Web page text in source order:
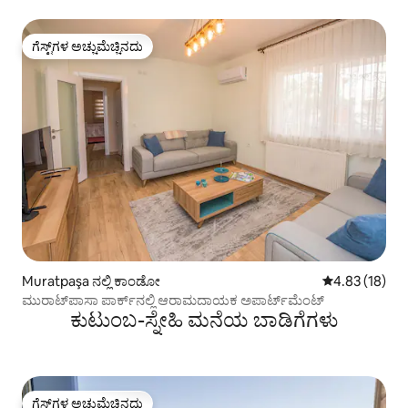
ಗೆಸ್ಟ್‌ಗಳ ಅಚ್ಚುಮೆಚ್ಚಿನದು
ಗೆಸ್ಟ್‌ಗಳ ಅಚ್ಚುಮೆಚ್ಚಿನದು
Muratpaşa ನಲ್ಲಿ ಕಾಂಡೋ 5 ರಲ್ಲಿ 4.83
4.83 (18)
ಮುರಾಟ್‌ಪಾಸಾ ಪಾರ್ಕ್‌ನಲ್ಲಿ ಆರಾಮದಾಯಕ ಅಪಾರ್ಟ್‌ಮೆಂಟ್
ಕುಟುಂಬ-ಸ್ನೇಹಿ ಮನೆಯ ಬಾಡಿಗೆಗಳು
ಗೆಸ್ಟ್‌ಗಳ ಅಚ್ಚುಮೆಚ್ಚಿನದು